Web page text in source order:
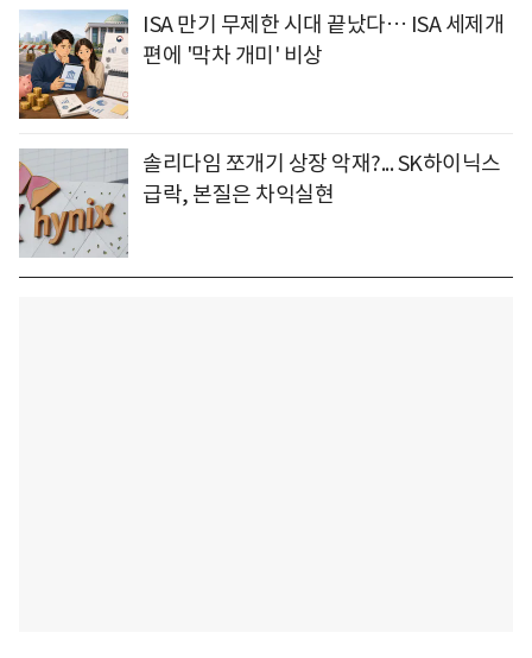
ISA 만기 무제한 시대 끝났다… ISA 세제개
편에 '막차 개미' 비상
솔리다임 쪼개기 상장 악재?... SK하이닉스
급락, 본질은 차익실현